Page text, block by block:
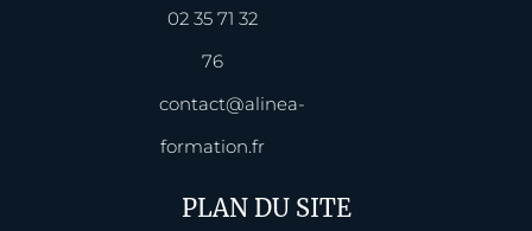
02 35 71 32
76
contact@alinea-
formation.fr
PLAN DU SITE